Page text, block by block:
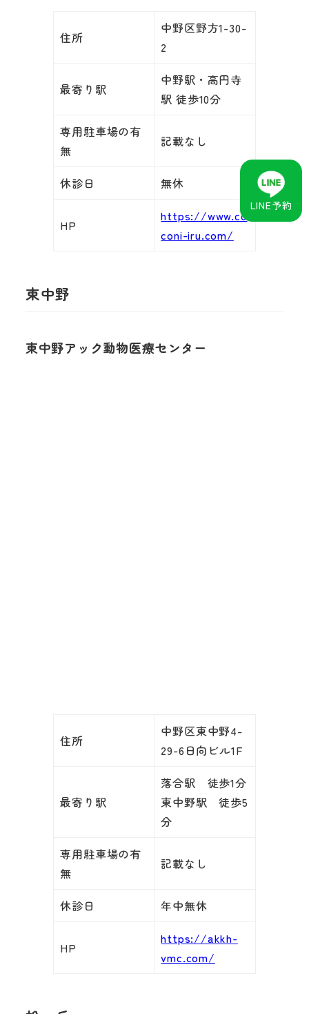
住所
中野区野方1-30-
2
最寄り駅
中野駅・高円寺
駅 徒歩10分
専用駐車場の有
無
記載なし
休診日 無休
HP
https://www.co
coni-iru.com/
東中野
東中野アック動物医療センター
住所
中野区東中野4-
29-6日向ビル1F
最寄り駅
落合駅 徒歩1分
東中野駅 徒歩5
分
専用駐車場の有
無
記載なし
休診日 年中無休
HP
https://akkh-
vmc.com/
LINE予約